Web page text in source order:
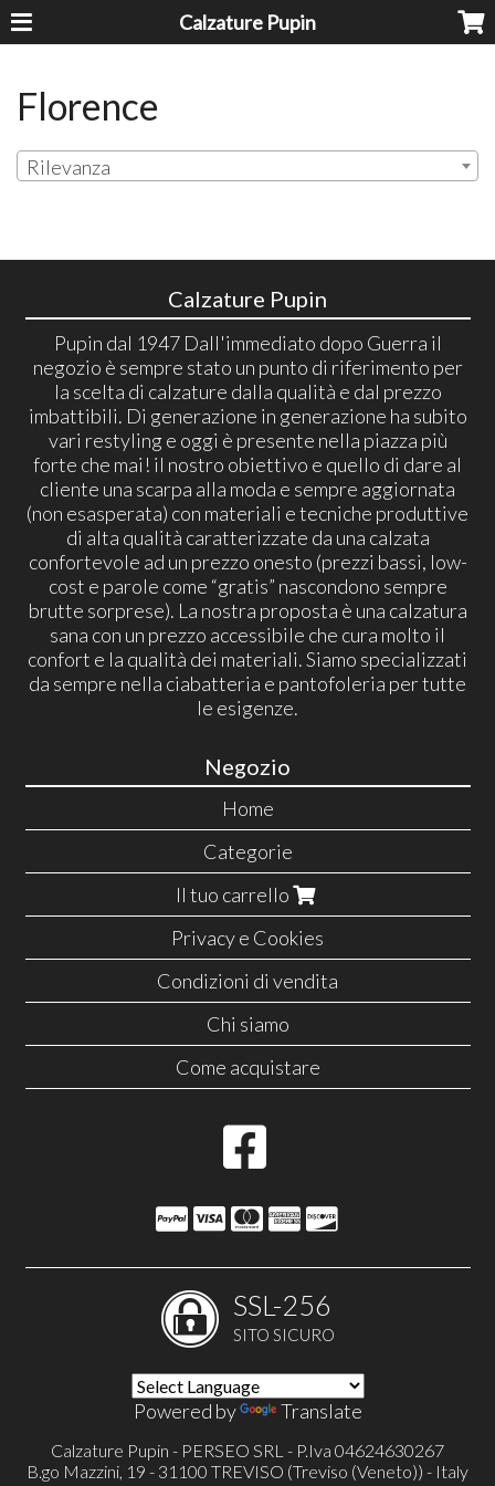
Calzature Pupin
Florence
Rilevanza
Calzature Pupin
Pupin dal 1947 Dall'immediato dopo Guerra il
negozio è sempre stato un punto di riferimento per
la scelta di calzature dalla qualità e dal prezzo
imbattibili. Di generazione in generazione ha subito
vari restyling e oggi è presente nella piazza più
forte che mai! il nostro obiettivo e quello di dare al
cliente una scarpa alla moda e sempre aggiornata
(non esasperata) con materiali e tecniche produttive
di alta qualità caratterizzate da una calzata
confortevole ad un prezzo onesto (prezzi bassi, low-
cost e parole come “gratis” nascondono sempre
brutte sorprese). La nostra proposta è una calzatura
sana con un prezzo accessibile che cura molto il
confort e la qualità dei materiali. Siamo specializzati
da sempre nella ciabatteria e pantofoleria per tutte
le esigenze.
Negozio
Home
Categorie
Il tuo carrello
Privacy e Cookies
Condizioni di vendita
Chi siamo
Come acquistare
SSL-256
SITO SICURO
Powered by Translate
Calzature Pupin - PERSEO SRL - P.Iva 04624630267
B.go Mazzini, 19 - 31100 TREVISO (Treviso (Veneto)) - Italy